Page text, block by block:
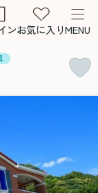
ンお気に入りMENU